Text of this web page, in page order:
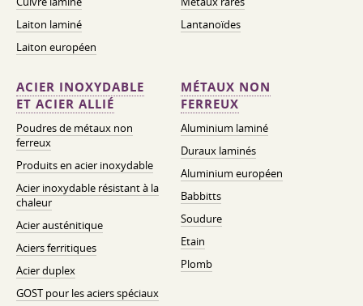
Laiton laminé
Laiton européen
Lantanoïdes
ACIER INOXYDABLE
ET ACIER ALLIÉ
Poudres de métaux non
ferreux
Produits en acier inoxydable
Acier inoxydable résistant à la
chaleur
Acier austénitique
Aciers ferritiques
Acier duplex
GOST pour les aciers spéciaux
MÉTAUX NON
FERREUX
Aluminium laminé
Duraux laminés
Aluminium européen
Babbitts
Soudure
Etain
Plomb